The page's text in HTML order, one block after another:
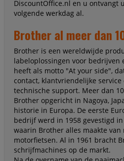
DiscountOffice.nl en u ontvangt
volgende werkdag al.
Brother al meer dan
Brother is een wereldwijde
labeloplossingen voor bedrijven
heeft als motto "At your side",
contact, klantvriendelijke
technische support. Meer dan
Brother opgericht in Nagoya,
historie in Europa. De eerste
bedrijf werd in 1958 gevestigd
waarin Brother alles maakte
motorfietsen. Al in 1961 bracht
schrijfmachines op de markt.